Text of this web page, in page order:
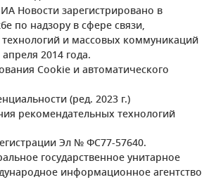
Новости зарегистрировано в
по надзору в сфере связи,
и массовых коммуникаций
2014 года.
Cookie и автоматического
(ред. 2023 г.)
рекомендательных технологий
Эл № ФС77-57640.
государственное унитарное
информационное агентство